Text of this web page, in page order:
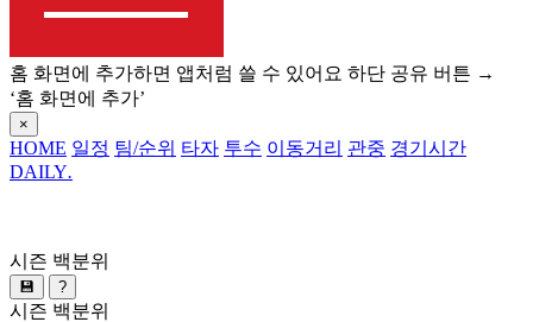
홈 화면에 추가하면 앱처럼 쓸 수 있어요 하단 공유 버튼 →
‘홈 화면에 추가’
×
HOME 일정 팀/순위 타자 투수 이동거리 관중 경기시간
DAILY.
시즌 백분위
💾 ?
시즌 백분위